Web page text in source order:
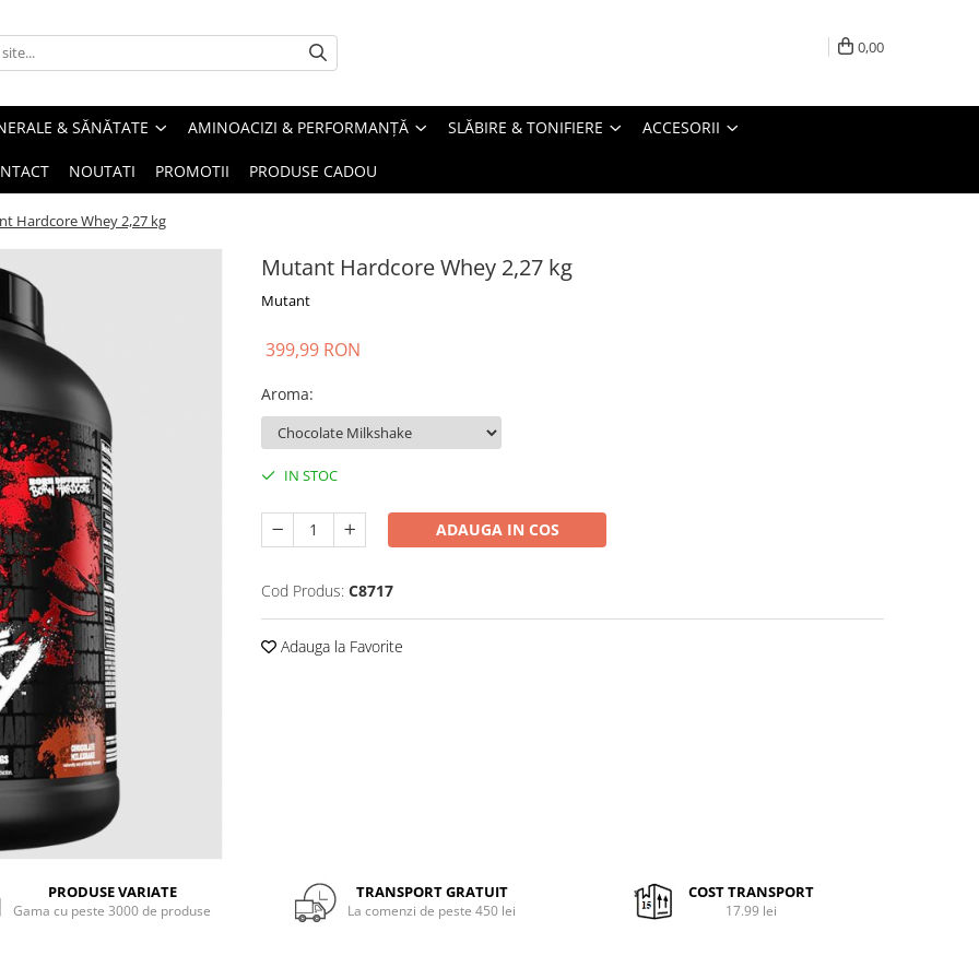
0,00
& SĂNĂTATE AMINOACIZI & PERFORMANȚĂ SLĂBIRE & TONIFIERE ACCESORII
NOUTATI PROMOTII PRODUSE CADOU
Hardcore Whey 2,27 kg
Mutant Hardcore Whey 2,27 kg
Mutant
399,99 RON
Aroma:
IN STOC
ADAUGA IN COS
Cod Produs: C8717
Adauga la Favorite
PRODUSE VARIATE
Gama cu peste 3000 de produse
TRANSPORT GRATUIT
La comenzi de peste 450 lei
COST TRANSPORT
17.99 lei